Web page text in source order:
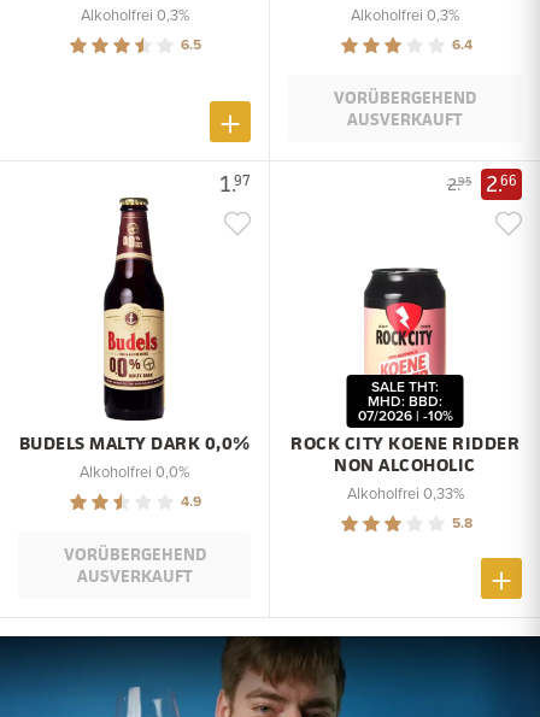
Alkoholfrei 0,3%
6.5
Alkoholfrei 0,3%
6.4
VORÜBERGEHEND
AUSVERKAUFT
1.97
BUDELS MALTY DARK 0,0%
Alkoholfrei 0,0%
4.9
VORÜBERGEHEND
AUSVERKAUFT
2.95 2.66
ROCK CITY KOENE RIDDER
NON ALCOHOLIC
SALE THT:
MHD: BBD:
07/2026 | -10%
Alkoholfrei 0,33%
5.8